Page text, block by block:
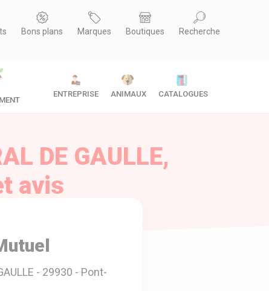
Bons plans Marques Boutiques Recherche
ENTREPRISE ANIMAUX CATALOGUES
DE GAULLE,
avis
- 29930 - Pont-